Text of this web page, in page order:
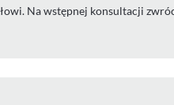
Na wstępnej konsultacji